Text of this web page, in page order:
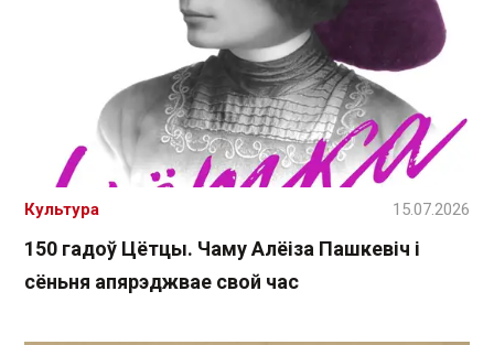
150 гадоў Цётцы. Чаму Алёіза Пашкевіч і
сёньня апярэджвае свой час
Культура 15.07.2026